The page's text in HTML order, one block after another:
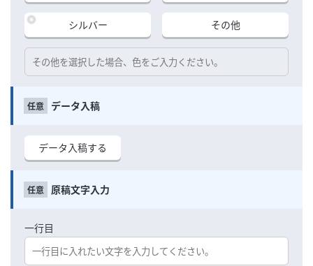
シルバー その他
データ入稿
データ入稿する
原稿文字入力
一行目